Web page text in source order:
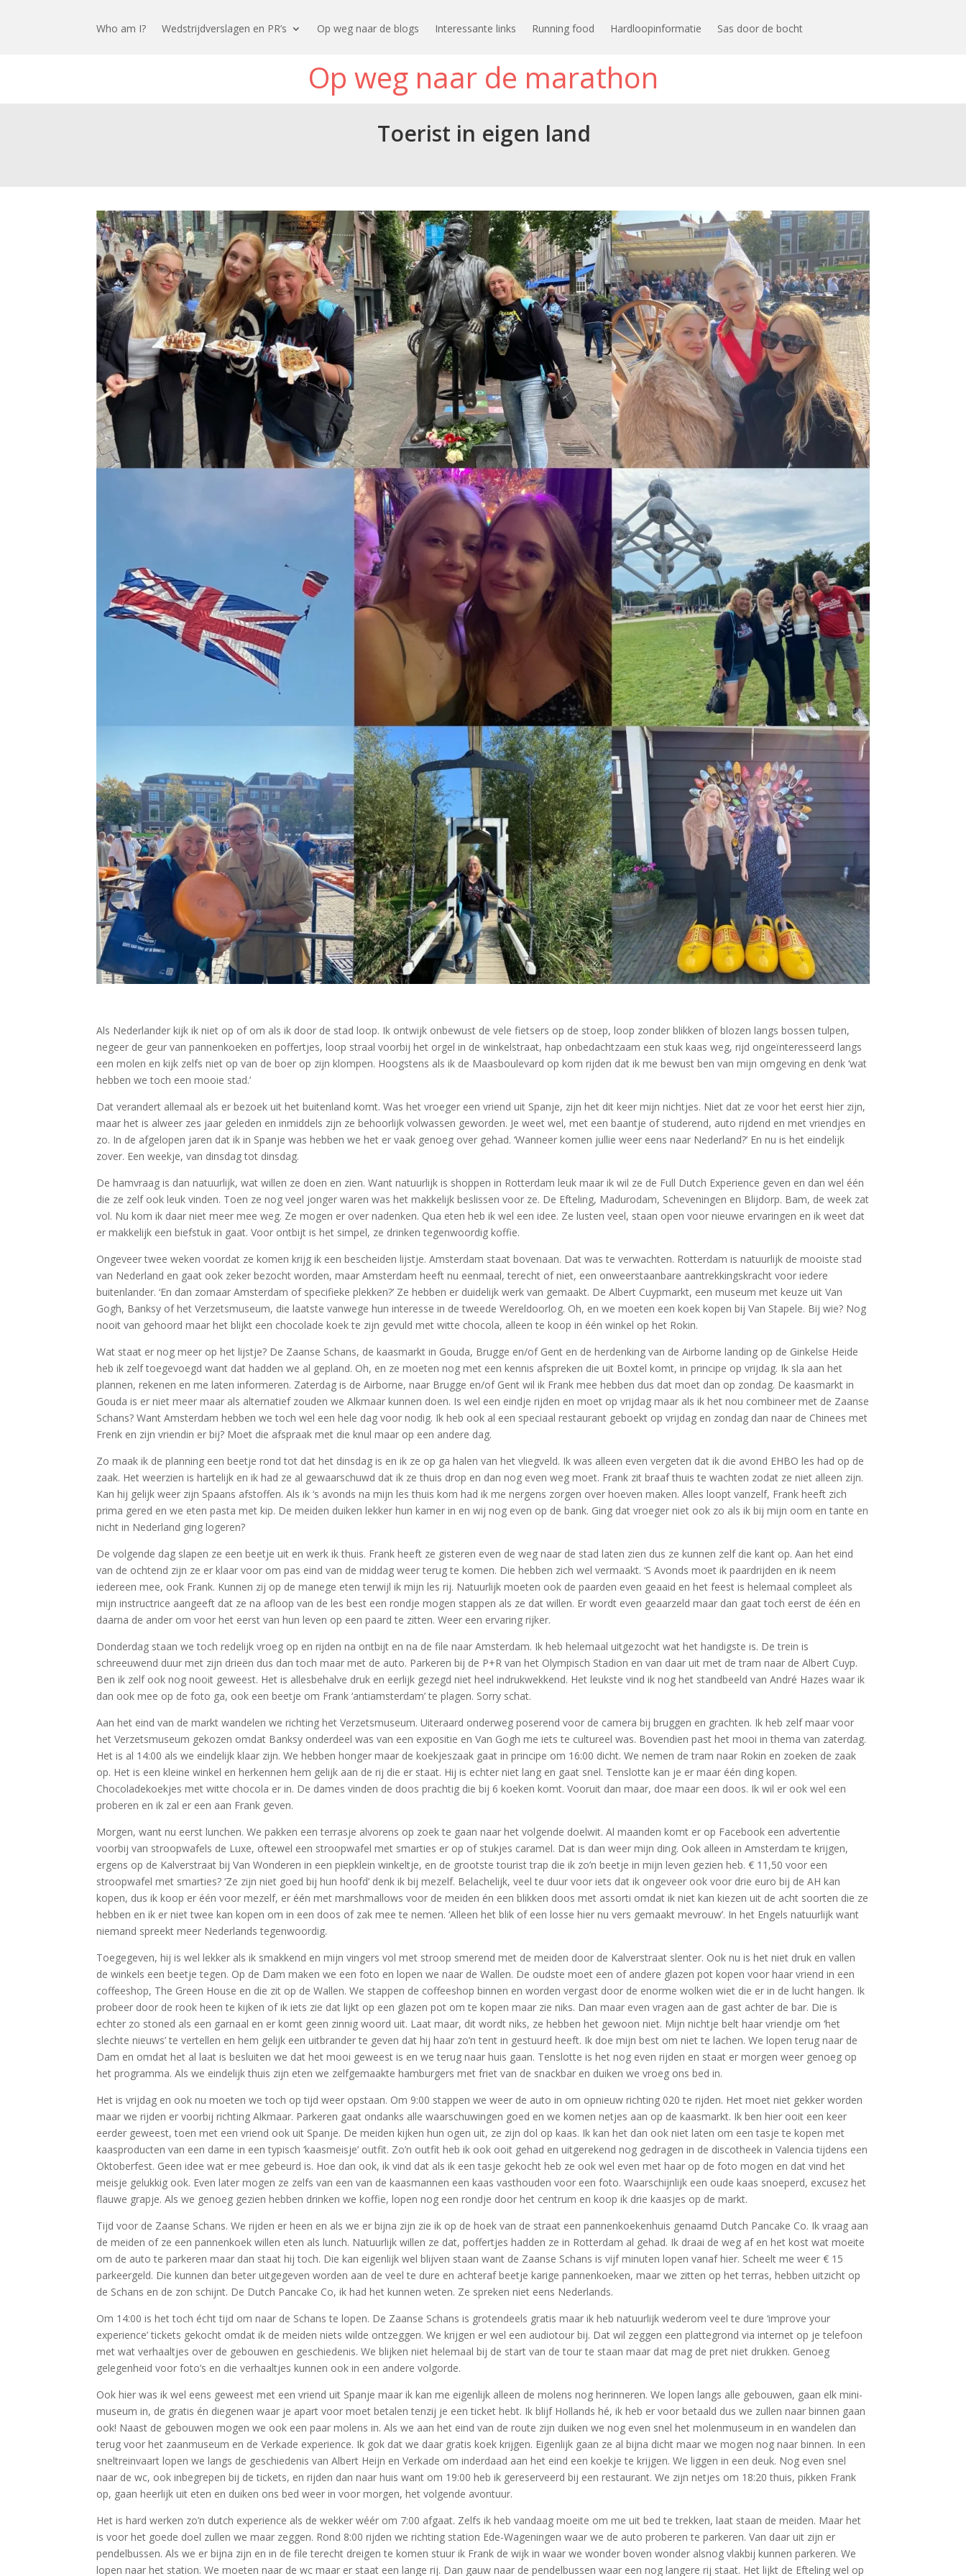
Who am I? Wedstrijdverslagen en PR’s Op weg naar de blogs Interessante links Running food Hardloopinformatie Sas door de bocht
Op weg naar de marathon
Toerist in eigen land
Als Nederlander kijk ik niet op of om als ik door de stad loop. Ik ontwijk onbewust de vele fietsers op de stoep, loop zonder blikken of blozen langs bossen tulpen,
negeer de geur van pannenkoeken en poffertjes, loop straal voorbij het orgel in de winkelstraat, hap onbedachtzaam een stuk kaas weg, rijd ongeïnteresseerd langs
een molen en kijk zelfs niet op van de boer op zijn klompen. Hoogstens als ik de Maasboulevard op kom rijden dat ik me bewust ben van mijn omgeving en denk ‘wat
hebben we toch een mooie stad.’
Dat verandert allemaal als er bezoek uit het buitenland komt. Was het vroeger een vriend uit Spanje, zijn het dit keer mijn nichtjes. Niet dat ze voor het eerst hier zijn,
maar het is alweer zes jaar geleden en inmiddels zijn ze behoorlijk volwassen geworden. Je weet wel, met een baantje of studerend, auto rijdend en met vriendjes en
zo. In de afgelopen jaren dat ik in Spanje was hebben we het er vaak genoeg over gehad. ‘Wanneer komen jullie weer eens naar Nederland?’ En nu is het eindelijk
zover. Een weekje, van dinsdag tot dinsdag.
De hamvraag is dan natuurlijk, wat willen ze doen en zien. Want natuurlijk is shoppen in Rotterdam leuk maar ik wil ze de Full Dutch Experience geven en dan wel één
die ze zelf ook leuk vinden. Toen ze nog veel jonger waren was het makkelijk beslissen voor ze. De Efteling, Madurodam, Scheveningen en Blijdorp. Bam, de week zat
vol. Nu kom ik daar niet meer mee weg. Ze mogen er over nadenken. Qua eten heb ik wel een idee. Ze lusten veel, staan open voor nieuwe ervaringen en ik weet dat
er makkelijk een biefstuk in gaat. Voor ontbijt is het simpel, ze drinken tegenwoordig koffie.
Ongeveer twee weken voordat ze komen krijg ik een bescheiden lijstje. Amsterdam staat bovenaan. Dat was te verwachten. Rotterdam is natuurlijk de mooiste stad
van Nederland en gaat ook zeker bezocht worden, maar Amsterdam heeft nu eenmaal, terecht of niet, een onweerstaanbare aantrekkingskracht voor iedere
buitenlander. ‘En dan zomaar Amsterdam of specifieke plekken?’ Ze hebben er duidelijk werk van gemaakt. De Albert Cuypmarkt, een museum met keuze uit Van
Gogh, Banksy of het Verzetsmuseum, die laatste vanwege hun interesse in de tweede Wereldoorlog. Oh, en we moeten een koek kopen bij Van Stapele. Bij wie? Nog
nooit van gehoord maar het blijkt een chocolade koek te zijn gevuld met witte chocola, alleen te koop in één winkel op het Rokin.
Wat staat er nog meer op het lijstje? De Zaanse Schans, de kaasmarkt in Gouda, Brugge en/of Gent en de herdenking van de Airborne landing op de Ginkelse Heide
heb ik zelf toegevoegd want dat hadden we al gepland. Oh, en ze moeten nog met een kennis afspreken die uit Boxtel komt, in principe op vrijdag. Ik sla aan het
plannen, rekenen en me laten informeren. Zaterdag is de Airborne, naar Brugge en/of Gent wil ik Frank mee hebben dus dat moet dan op zondag. De kaasmarkt in
Gouda is er niet meer maar als alternatief zouden we Alkmaar kunnen doen. Is wel een eindje rijden en moet op vrijdag maar als ik het nou combineer met de Zaanse
Schans? Want Amsterdam hebben we toch wel een hele dag voor nodig. Ik heb ook al een speciaal restaurant geboekt op vrijdag en zondag dan naar de Chinees met
Frenk en zijn vriendin er bij? Moet die afspraak met die knul maar op een andere dag.
Zo maak ik de planning een beetje rond tot dat het dinsdag is en ik ze op ga halen van het vliegveld. Ik was alleen even vergeten dat ik die avond EHBO les had op de
zaak. Het weerzien is hartelijk en ik had ze al gewaarschuwd dat ik ze thuis drop en dan nog even weg moet. Frank zit braaf thuis te wachten zodat ze niet alleen zijn.
Kan hij gelijk weer zijn Spaans afstoffen. Als ik ‘s avonds na mijn les thuis kom had ik me nergens zorgen over hoeven maken. Alles loopt vanzelf, Frank heeft zich
prima gered en we eten pasta met kip. De meiden duiken lekker hun kamer in en wij nog even op de bank. Ging dat vroeger niet ook zo als ik bij mijn oom en tante en
nicht in Nederland ging logeren?
De volgende dag slapen ze een beetje uit en werk ik thuis. Frank heeft ze gisteren even de weg naar de stad laten zien dus ze kunnen zelf die kant op. Aan het eind
van de ochtend zijn ze er klaar voor om pas eind van de middag weer terug te komen. Die hebben zich wel vermaakt. ‘S Avonds moet ik paardrijden en ik neem
iedereen mee, ook Frank. Kunnen zij op de manege eten terwijl ik mijn les rij. Natuurlijk moeten ook de paarden even geaaid en het feest is helemaal compleet als
mijn instructrice aangeeft dat ze na afloop van de les best een rondje mogen stappen als ze dat willen. Er wordt even geaarzeld maar dan gaat toch eerst de één en
daarna de ander om voor het eerst van hun leven op een paard te zitten. Weer een ervaring rijker.
Donderdag staan we toch redelijk vroeg op en rijden na ontbijt en na de file naar Amsterdam. Ik heb helemaal uitgezocht wat het handigste is. De trein is
schreeuwend duur met zijn drieën dus dan toch maar met de auto. Parkeren bij de P+R van het Olympisch Stadion en van daar uit met de tram naar de Albert Cuyp.
Ben ik zelf ook nog nooit geweest. Het is allesbehalve druk en eerlijk gezegd niet heel indrukwekkend. Het leukste vind ik nog het standbeeld van André Hazes waar ik
dan ook mee op de foto ga, ook een beetje om Frank ‘antiamsterdam’ te plagen. Sorry schat.
Aan het eind van de markt wandelen we richting het Verzetsmuseum. Uiteraard onderweg poserend voor de camera bij bruggen en grachten. Ik heb zelf maar voor
het Verzetsmuseum gekozen omdat Banksy onderdeel was van een expositie en Van Gogh me iets te cultureel was. Bovendien past het mooi in thema van zaterdag.
Het is al 14:00 als we eindelijk klaar zijn. We hebben honger maar de koekjeszaak gaat in principe om 16:00 dicht. We nemen de tram naar Rokin en zoeken de zaak
op. Het is een kleine winkel en herkennen hem gelijk aan de rij die er staat. Hij is echter niet lang en gaat snel. Tenslotte kan je er maar één ding kopen.
Chocoladekoekjes met witte chocola er in. De dames vinden de doos prachtig die bij 6 koeken komt. Vooruit dan maar, doe maar een doos. Ik wil er ook wel een
proberen en ik zal er een aan Frank geven.
Morgen, want nu eerst lunchen. We pakken een terrasje alvorens op zoek te gaan naar het volgende doelwit. Al maanden komt er op Facebook een advertentie
voorbij van stroopwafels de Luxe, oftewel een stroopwafel met smarties er op of stukjes caramel. Dat is dan weer mijn ding. Ook alleen in Amsterdam te krijgen,
ergens op de Kalverstraat bij Van Wonderen in een piepklein winkeltje, en de grootste tourist trap die ik zo’n beetje in mijn leven gezien heb. € 11,50 voor een
stroopwafel met smarties? ‘Ze zijn niet goed bij hun hoofd’ denk ik bij mezelf. Belachelijk, veel te duur voor iets dat ik ongeveer ook voor drie euro bij de AH kan
kopen, dus ik koop er één voor mezelf, er één met marshmallows voor de meiden én een blikken doos met assorti omdat ik niet kan kiezen uit de acht soorten die ze
hebben en ik er niet twee kan kopen om in een doos of zak mee te nemen. ‘Alleen het blik of een losse hier nu vers gemaakt mevrouw’. In het Engels natuurlijk want
niemand spreekt meer Nederlands tegenwoordig.
Toegegeven, hij is wel lekker als ik smakkend en mijn vingers vol met stroop smerend met de meiden door de Kalverstraat slenter. Ook nu is het niet druk en vallen
de winkels een beetje tegen. Op de Dam maken we een foto en lopen we naar de Wallen. De oudste moet een of andere glazen pot kopen voor haar vriend in een
coffeeshop, The Green House en die zit op de Wallen. We stappen de coffeeshop binnen en worden vergast door de enorme wolken wiet die er in de lucht hangen. Ik
probeer door de rook heen te kijken of ik iets zie dat lijkt op een glazen pot om te kopen maar zie niks. Dan maar even vragen aan de gast achter de bar. Die is
echter zo stoned als een garnaal en er komt geen zinnig woord uit. Laat maar, dit wordt niks, ze hebben het gewoon niet. Mijn nichtje belt haar vriendje om ‘het
slechte nieuws’ te vertellen en hem gelijk een uitbrander te geven dat hij haar zo’n tent in gestuurd heeft. Ik doe mijn best om niet te lachen. We lopen terug naar de
Dam en omdat het al laat is besluiten we dat het mooi geweest is en we terug naar huis gaan. Tenslotte is het nog even rijden en staat er morgen weer genoeg op
het programma. Als we eindelijk thuis zijn eten we zelfgemaakte hamburgers met friet van de snackbar en duiken we vroeg ons bed in.
Het is vrijdag en ook nu moeten we toch op tijd weer opstaan. Om 9:00 stappen we weer de auto in om opnieuw richting 020 te rijden. Het moet niet gekker worden
maar we rijden er voorbij richting Alkmaar. Parkeren gaat ondanks alle waarschuwingen goed en we komen netjes aan op de kaasmarkt. Ik ben hier ooit een keer
eerder geweest, toen met een vriend ook uit Spanje. De meiden kijken hun ogen uit, ze zijn dol op kaas. Ik kan het dan ook niet laten om een tasje te kopen met
kaasproducten van een dame in een typisch ‘kaasmeisje’ outfit. Zo’n outfit heb ik ook ooit gehad en uitgerekend nog gedragen in de discotheek in Valencia tijdens een
Oktoberfest. Geen idee wat er mee gebeurd is. Hoe dan ook, ik vind dat als ik een tasje gekocht heb ze ook wel even met haar op de foto mogen en dat vind het
meisje gelukkig ook. Even later mogen ze zelfs van een van de kaasmannen een kaas vasthouden voor een foto. Waarschijnlijk een oude kaas snoeperd, excusez het
flauwe grapje. Als we genoeg gezien hebben drinken we koffie, lopen nog een rondje door het centrum en koop ik drie kaasjes op de markt.
Tijd voor de Zaanse Schans. We rijden er heen en als we er bijna zijn zie ik op de hoek van de straat een pannenkoekenhuis genaamd Dutch Pancake Co. Ik vraag aan
de meiden of ze een pannenkoek willen eten als lunch. Natuurlijk willen ze dat, poffertjes hadden ze in Rotterdam al gehad. Ik draai de weg af en het kost wat moeite
om de auto te parkeren maar dan staat hij toch. Die kan eigenlijk wel blijven staan want de Zaanse Schans is vijf minuten lopen vanaf hier. Scheelt me weer € 15
parkeergeld. Die kunnen dan beter uitgegeven worden aan de veel te dure en achteraf beetje karige pannenkoeken, maar we zitten op het terras, hebben uitzicht op
de Schans en de zon schijnt. De Dutch Pancake Co, ik had het kunnen weten. Ze spreken niet eens Nederlands.
Om 14:00 is het toch écht tijd om naar de Schans te lopen. De Zaanse Schans is grotendeels gratis maar ik heb natuurlijk wederom veel te dure ‘improve your
experience’ tickets gekocht omdat ik de meiden niets wilde ontzeggen. We krijgen er wel een audiotour bij. Dat wil zeggen een plattegrond via internet op je telefoon
met wat verhaaltjes over de gebouwen en geschiedenis. We blijken niet helemaal bij de start van de tour te staan maar dat mag de pret niet drukken. Genoeg
gelegenheid voor foto’s en die verhaaltjes kunnen ook in een andere volgorde.
Ook hier was ik wel eens geweest met een vriend uit Spanje maar ik kan me eigenlijk alleen de molens nog herinneren. We lopen langs alle gebouwen, gaan elk mini-
museum in, de gratis én diegenen waar je apart voor moet betalen tenzij je een ticket hebt. Ik blijf Hollands hé, ik heb er voor betaald dus we zullen naar binnen gaan
ook! Naast de gebouwen mogen we ook een paar molens in. Als we aan het eind van de route zijn duiken we nog even snel het molenmuseum in en wandelen dan
terug voor het zaanmuseum en de Verkade experience. Ik gok dat we daar gratis koek krijgen. Eigenlijk gaan ze al bijna dicht maar we mogen nog naar binnen. In een
sneltreinvaart lopen we langs de geschiedenis van Albert Heijn en Verkade om inderdaad aan het eind een koekje te krijgen. We liggen in een deuk. Nog even snel
naar de wc, ook inbegrepen bij de tickets, en rijden dan naar huis want om 19:00 heb ik gereserveerd bij een restaurant. We zijn netjes om 18:20 thuis, pikken Frank
op, gaan heerlijk uit eten en duiken ons bed weer in voor morgen, het volgende avontuur.
Het is hard werken zo’n dutch experience als de wekker wéér om 7:00 afgaat. Zelfs ik heb vandaag moeite om me uit bed te trekken, laat staan de meiden. Maar het
is voor het goede doel zullen we maar zeggen. Rond 8:00 rijden we richting station Ede-Wageningen waar we de auto proberen te parkeren. Van daar uit zijn er
pendelbussen. Als we er bijna zijn en in de file terecht dreigen te komen stuur ik Frank de wijk in waar we wonder boven wonder alsnog vlakbij kunnen parkeren. We
lopen naar het station. We moeten naar de wc maar er staat een lange rij. Dan gauw naar de pendelbussen waar een nog langere rij staat. Het lijkt de Efteling wel op